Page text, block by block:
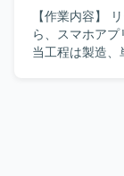
【作業内容】
ら、スマホア
当工程は製造、
Android / iOS
S3など)、